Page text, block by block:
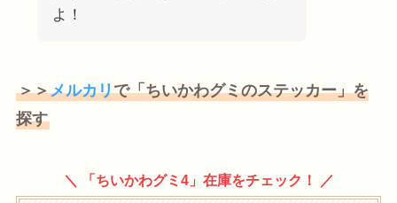
よ！
＞＞メルカリで「ちいかわグミのステッカー」を
探す
＼ 「ちいかわグミ4」在庫をチェック！ ／